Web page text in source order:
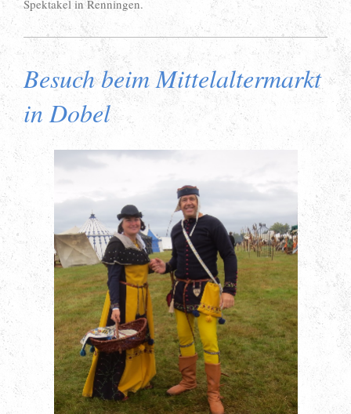
Spektakel in Renningen.
Besuch beim Mittelaltermarkt
in Dobel